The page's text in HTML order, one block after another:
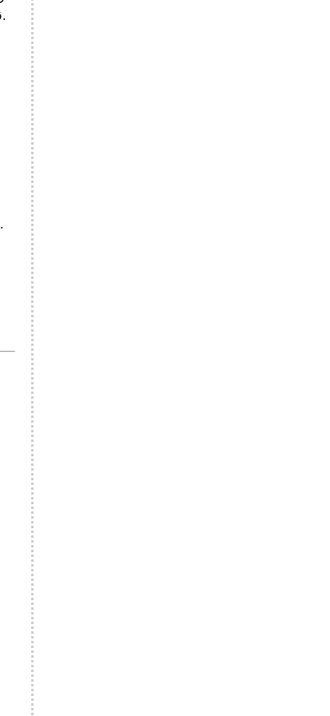
قد لا تزال تُستخدم في بعض المجالات الهندسية أو الوثائق القديمة، خاصة في المناطق أو الصناعات التي تستخدم الوحدات العرفية.
سُمي النيوتن على اسم السير إسحاق نيوتن وقدم في القرن العشرين كجزء من النظام الدولي للوحدات (SI) لتوحيد قياسات القوة.